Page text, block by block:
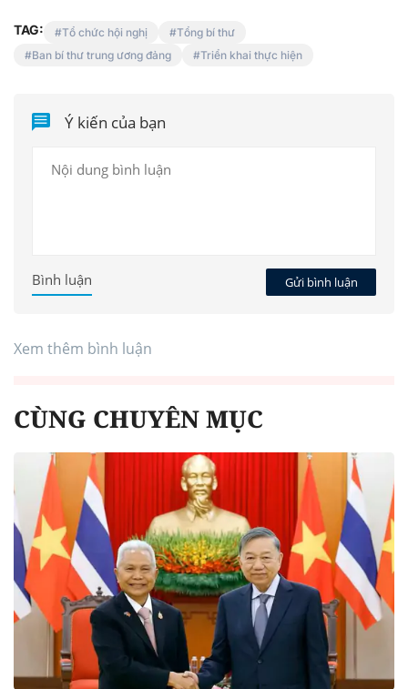
TAG: Tổ chức hội nghị
Tổng bí thư
Ban bí thư trung ương đảng
Triển khai thực hiện
Ý kiến của bạn
Gửi bình luận
Bình luận
Xem thêm bình luận
CÙNG CHUYÊN MỤC